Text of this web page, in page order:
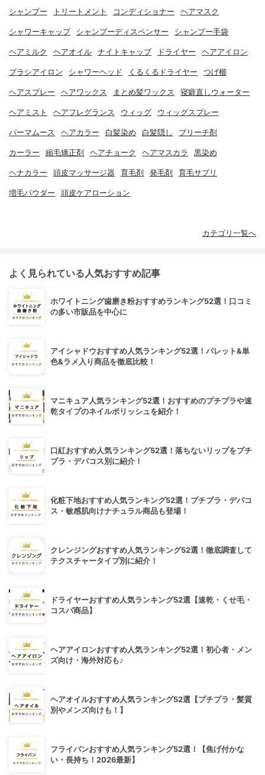
シャンプー トリートメント コンディショナー ヘアマスク
シャワーキャップ シャンプーディスペンサー シャンプー手袋
ヘアミルク ヘアオイル ナイトキャップ ドライヤー ヘアアイロン
ブラシアイロン シャワーヘッド くるくるドライヤー つげ櫛
ヘアスプレー ヘアワックス まとめ髪ワックス 寝癖直しウォーター
ヘアミスト ヘアフレグランス ウィッグ ウィッグスプレー
パーマムース ヘアカラー 白髪染め 白髪隠し ブリーチ剤
カーラー 縮毛矯正剤 ヘアチョーク ヘアマスカラ 黒染め
ヘナカラー 頭皮マッサージ器 育毛剤 発毛剤 育毛サプリ
増毛パウダー 頭皮ケアローション
カテゴリ一覧へ
よく見られている人気おすすめ記事
ホワイトニング歯磨き粉おすすめランキング52選！口コミ
の多い市販品を中心に
アイシャドウおすすめ人気ランキング52選！パレット&単
色&ラメ入り商品を徹底比較！
マニキュア人気ランキング52選！おすすめのプチプラや速
乾タイプのネイルポリッシュを紹介！
口紅おすすめ人気ランキング52選！落ちないリップをプチ
プラ・デパコス別に紹介！
化粧下地おすすめ人気ランキング52選！プチプラ・デパコ
ス・敏感肌向けナチュラル商品も登場！
クレンジングおすすめ人気ランキング52選！徹底調査して
テクスチャータイプ別に紹介！
ドライヤーおすすめ人気ランキング52選【速乾・くせ毛・
コスパ商品】
ヘアアイロンおすすめ人気ランキング52選！初心者・メン
ズ向け・海外対応も♪
ヘアオイルおすすめ人気ランキング52選【プチプラ・髪質
別やメンズ向けも！】
フライパンおすすめ人気ランキング52選！【焦げ付かな
い・長持ち！2026最新】